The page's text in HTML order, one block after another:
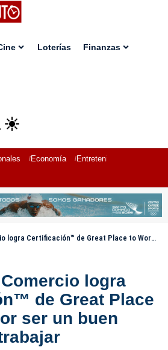
Loterías Finanzas
Economía Entretenimiento
de Great Place to Work® por ser un buen lugar para trabajar
logra
de Great Place
ser un buen